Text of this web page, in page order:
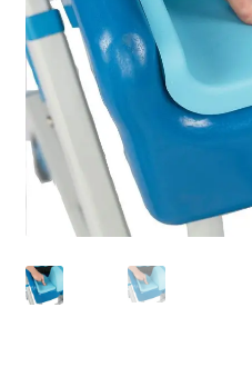
Pro.
0.00 €